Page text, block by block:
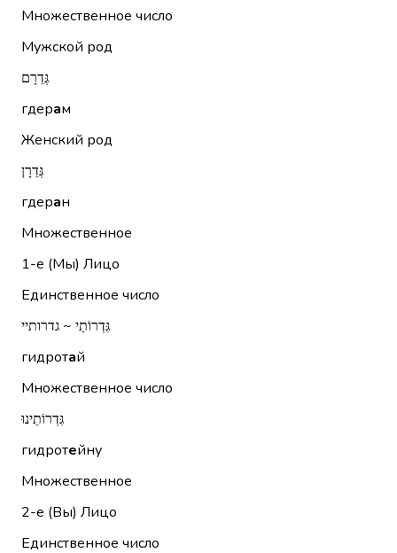
Множественное число
Мужской род
גְּדֵרָם
гдерам
Женский род
גְּדֵרָן
гдеран
Множественное
1-е (Мы) Лицо
Единственное число
גִּדְרוֹתַי ~ גדרותיי
гидротай
Множественное число
גִּדְרוֹתֵינוּ
гидротейну
Множественное
2-е (Вы) Лицо
Единственное число